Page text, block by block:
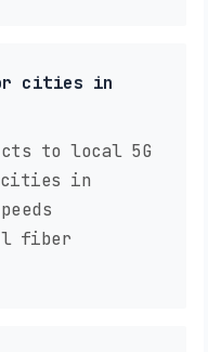
cities in
to local 5G
cities in
fiber